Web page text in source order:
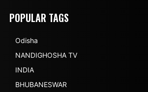
POPULAR TAGS
Odisha
NANDIGHOSHA TV
INDIA
BHUBANESWAR